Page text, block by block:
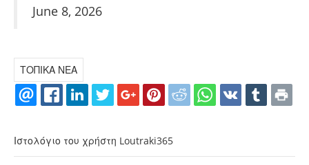
June 8, 2026
ΤΟΠΙΚΑ ΝΕΑ
Ιστολόγιο του χρήστη Loutraki365